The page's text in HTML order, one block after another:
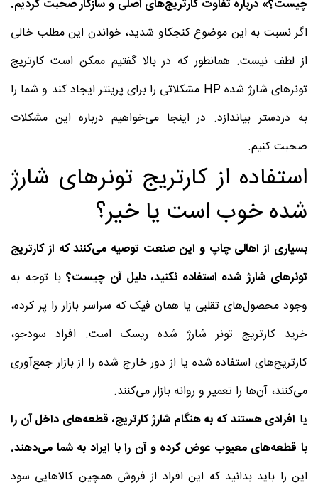
چیست؟» درباره تفاوت کارتریج‌های اصلی و سازگار صحبت کردیم.
اگر نسبت به این موضوع کنجکاو شدید، خواندن این مطلب خالی
از لطف نیست. همانطور که در بالا گفتیم ممکن است کارتریج
تونرهای شارژ شده HP مشکلاتی را برای پرینتر ایجاد کند و شما را
به دردستر بیاندازد. در اینجا می‌خواهیم درباره این مشکلات
صحبت کنیم.
استفاده از کارتریج تونرهای شارژ
شده خوب است یا خیر؟
بسیاری از اهالی چاپ و این صنعت توصیه می‌کنند که از کارتریج
تونرهای شارژ شده استفاده نکنید، دلیل آن چیست؟با توجه به
وجود محصول‌های تقلبی یا همان فیک که سراسر بازار را پر کرده،
خرید کارتریج تونر شارژ شده ریسک است. افراد سودجو،
کارتریج‌های استفاده شده یا از دور خارج شده را از بازار جمع‌آوری
می‌کنند، آن‌ها را تعمیر و روانه بازار می‌کنند.
یا افرادی هستند که به هنگام شارژ کارتریج، قطعه‌های داخل آن را
با قطعه‌های معیوب عوض کرده و آن را با ایراد به شما می‌دهند.
این را باید بدانید که این افراد از فروش همچین کالاهایی سود